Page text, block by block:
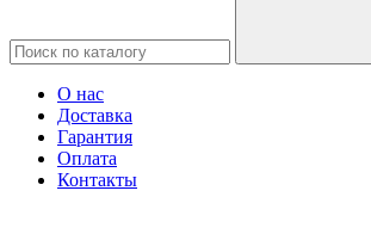
О нас
Доставка
Гарантия
Оплата
Контакты